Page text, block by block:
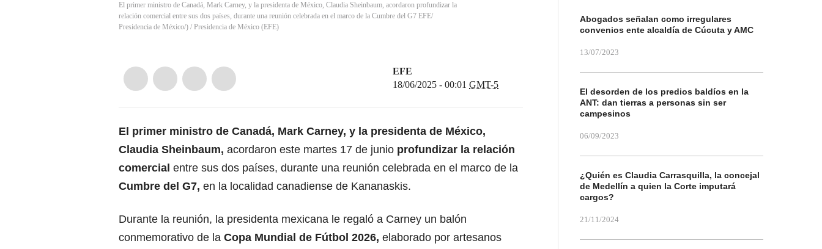
El primer ministro de Canadá, Mark Carney, y la presidenta de México, Claudia Sheinbaum, acordaron profundizar la
relación comercial entre sus dos países, durante una reunión celebrada en el marco de la Cumbre del G7 EFE/
Presidencia de México/) / Presidencia de México (EFE)
EFE
18/06/2025 - 00:01 GMT-5
El primer ministro de Canadá, Mark Carney, y la presidenta de México,
Claudia Sheinbaum, acordaron este martes 17 de junio profundizar la relación
comercial entre sus dos países, durante una reunión celebrada en el marco de la
Cumbre del G7, en la localidad canadiense de Kananaskis.
Durante la reunión, la presidenta mexicana le regaló a Carney un balón
conmemorativo de la Copa Mundial de Fútbol 2026, elaborado por artesanos
Abogados señalan como irregulares
convenios ente alcaldía de Cúcuta y AMC
13/07/2023
El desorden de los predios baldíos en la
ANT: dan tierras a personas sin ser
campesinos
06/09/2023
¿Quién es Claudia Carrasquilla, la concejal
de Medellín a quien la Corte imputará
cargos?
21/11/2024